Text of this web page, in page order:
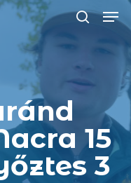
Menu
15
3